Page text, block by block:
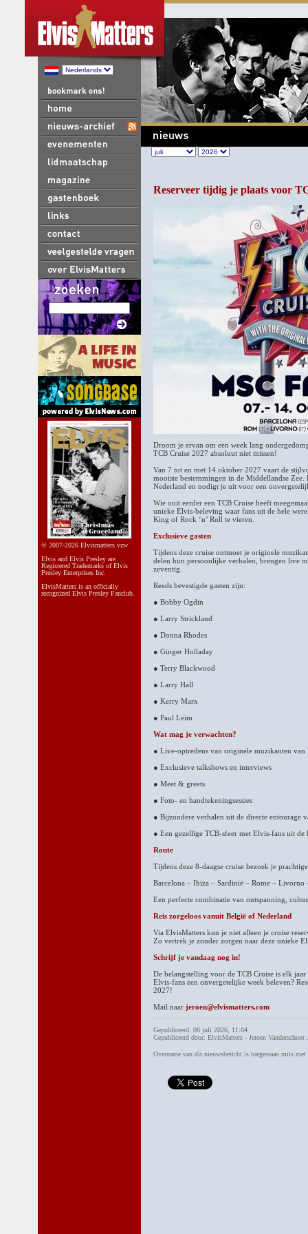
© 2007-2026 Elvismatters vzw
Elvis and Elvis Presley are
Registered Trademarks of Elvis
Presley Enterprises Inc.
ElvisMatters is an officially
recognized Elvis Presley Fanclub.
Reserveer tijdig je plaats voor
Droom je ervan om een week lang
TCB Cruise 2027 absoluut niet missen!
Van 7 tot en met 14 oktober 2027 vaart de
mooiste bestemmingen in de Middellandse
Nederland en nodigt je uit voor een
Wie ooit eerder een TCB Cruise heeft
unieke Elvis-beleving waar fans uit de hele
King of Rock ‘n’ Roll te vieren.
Exclusieve gasten
Tijdens deze cruise ontmoet je originele
delen hun persoonlijke verhalen, brengen live
zeventig.
Reeds bevestigde gasten zijn:
● Bobby Ogdin
● Larry Strickland
● Donna Rhodes
● Ginger Holladay
● Terry Blackwood
● Larry Hall
● Kerry Marx
● Paul Leim
Wat mag je verwachten?
● Live-optredens van originele muzikanten van
● Exclusieve talkshows en interviews
● Meet & greets
● Foto- en handtekeningsessies
● Bijzondere verhalen uit de directe entourage
● Een gezellige TCB-sfeer met Elvis-fans uit de
Route
Tijdens deze 8-daagse cruise bezoek je
Barcelona – Ibiza – Sardinië – Rome – Livorno
Een perfecte combinatie van ontspanning,
Reis zorgeloos vanuit België of Nederland
Via ElvisMatters kun je niet alleen je cruise
Zo vertrek je zonder zorgen naar deze unieke
Schrijf je vandaag nog in!
De belangstelling voor de TCB Cruise is elk
Elvis-fans een onvergetelijke week beleven?
2027!
Mail naar jeroen@elvismatters.com
Gepubliceerd: 06 juli 2026, 11:04
Gepubliceerd door: ElvisMatters - Jeroen Vanderschoot .
Overname van dit nieuwsbericht is toegestaan mits